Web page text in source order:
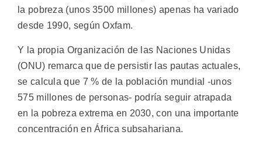
la pobreza (unos 3500 millones) apenas ha variado
desde 1990, según Oxfam.
Y la propia Organización de las Naciones Unidas
(ONU) remarca que de persistir las pautas actuales,
se calcula que 7 % de la población mundial -unos
575 millones de personas- podría seguir atrapada
en la pobreza extrema en 2030, con una importante
concentración en África subsahariana.